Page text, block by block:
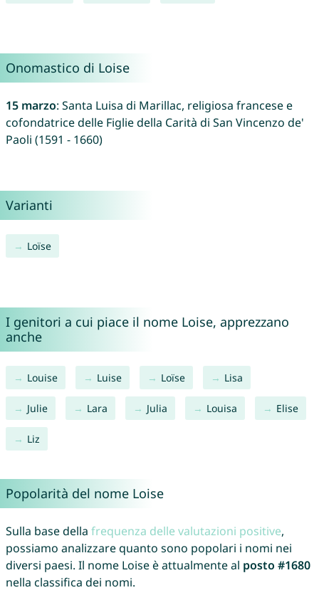
Onomastico di Loise
15 marzo: Santa Luisa di Marillac, religiosa francese e
cofondatrice delle Figlie della Carità di San Vincenzo de'
Paoli (1591 - 1660)
Varianti
Loïse
I genitori a cui piace il nome Loise, apprezzano
anche
Louise Luise Loïse Lisa
Julie Lara Julia Louisa Elise
Liz
Popolarità del nome Loise
Sulla base della frequenza delle valutazioni positive,
possiamo analizzare quanto sono popolari i nomi nei
diversi paesi. Il nome Loise è attualmente al posto #1680
nella classifica dei nomi.